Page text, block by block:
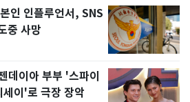
인 인플루언서, SNS
중 사망
데이아 부부 '스파이
이'로 극장 장악